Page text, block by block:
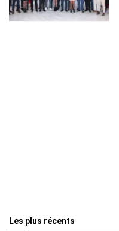
Les plus récents